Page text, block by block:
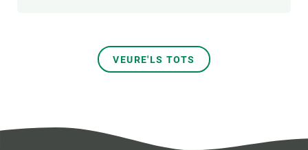
VEURE'LS TOTS